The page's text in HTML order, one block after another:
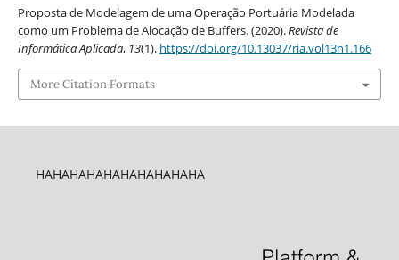
Proposta de Modelagem de uma Operação Portuária Modelada
como um Problema de Alocação de Buffers. (2020).Revista de
Informática Aplicada, 13(1). https://doi.org/10.13037/ria.vol13n1.166
More Citation Formats
HAHAHAHAHAHAHAHAHAHA